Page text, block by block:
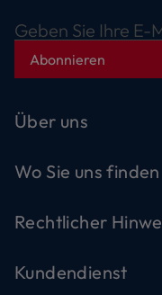
Geben Sie Ihre E-
Abonnieren
Über uns
Wo Sie uns finden
Rechtlicher
Kundendienst